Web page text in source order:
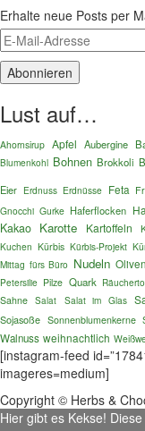
Erhalte neue Posts per
Lust auf…
Ahornsirup Apfel Aubergine
Blumenkohl Bohnen Brokkoli
Eier Erdnuss Erdnüsse Feta
Gnocchi Gurke Haferflocken
Kakao Karotte Kartoffeln
Kuchen Kürbis Kürbis-Projekt
Mittag fürs Büro Nudeln Oliven
Petersilie Pilze Quark
Sahne
Salat Salat im Glas
Sojasoße Sonnenblumenkerne
Walnuss weihnachtlich
[instagram-feed
imageres=medium]
Copyright © Herbs &
Hier gibt es Kekse!